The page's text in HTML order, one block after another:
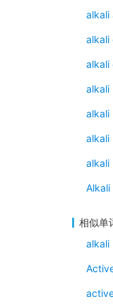
alkali
alkali
alkali
alkali
alkali
alkali
alkali
相似单
alkali